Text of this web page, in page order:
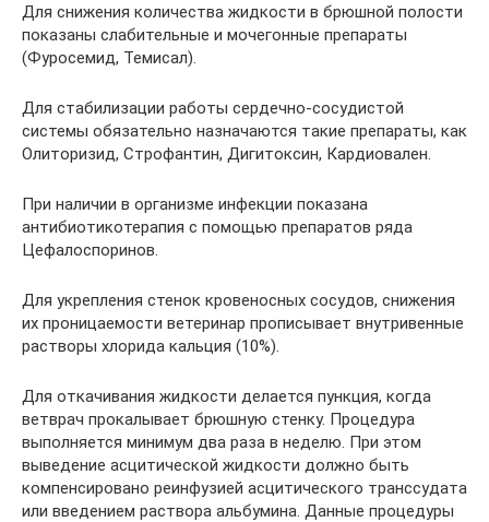
Для снижения количества жидкости в брюшной полости
показаны слабительные и мочегонные препараты
(Фуросемид, Темисал).
Для стабилизации работы сердечно-сосудистой
системы обязательно назначаются такие препараты, как
Олиторизид, Строфантин, Дигитоксин, Кардиовален.
При наличии в организме инфекции показана
антибиотикотерапия с помощью препаратов ряда
Цефалоспоринов.
Для укрепления стенок кровеносных сосудов, снижения
их проницаемости ветеринар прописывает внутривенные
растворы хлорида кальция (10%).
Для откачивания жидкости делается пункция, когда
ветврач прокалывает брюшную стенку. Процедура
выполняется минимум два раза в неделю. При этом
выведение асцитической жидкости должно быть
компенсировано реинфузией асцитического транссудата
или введением раствора альбумина. Данные процедуры